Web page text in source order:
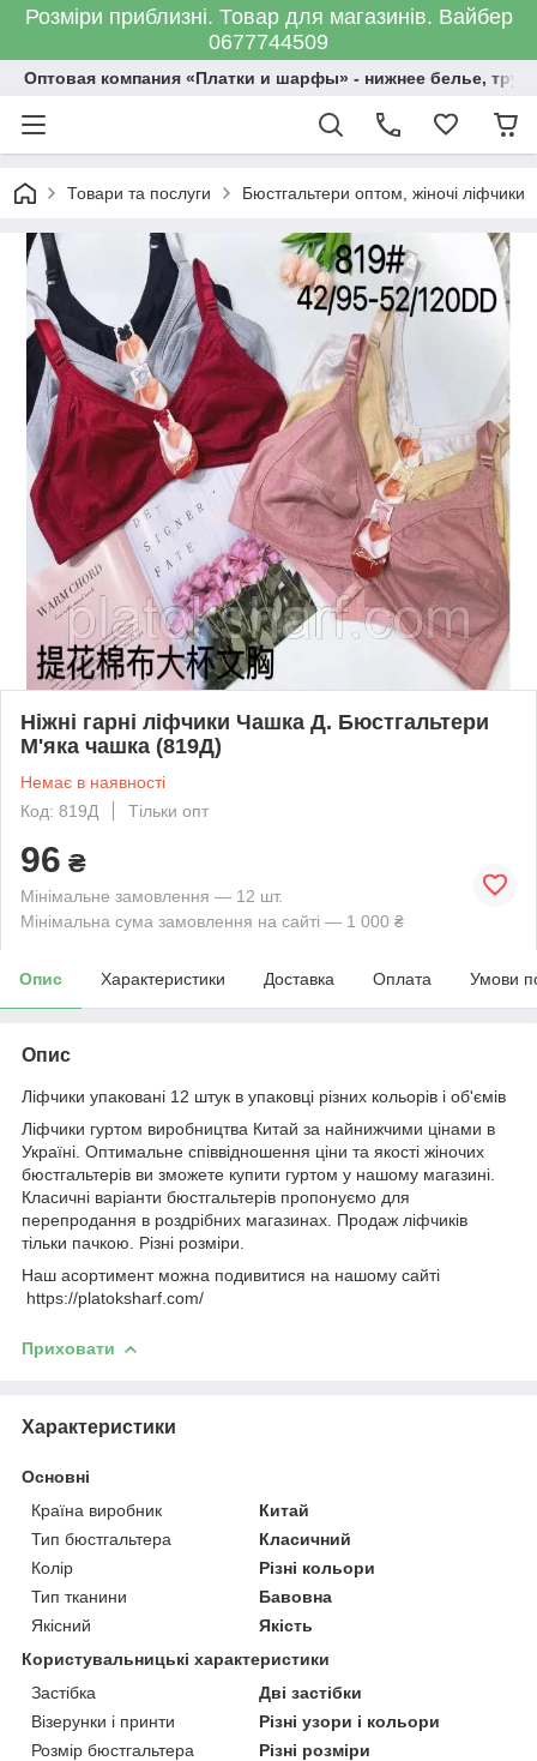
Розміри приблизні. Товар для магазинів. Вайбер
0677744509
Оптовая компания «Платки и шарфы» - нижнее белье,
Товари та послуги Бюстгальтери оптом, жіночі ліфчики
Ніжні гарні ліфчики Чашка Д. Бюстгальтери
М'яка чашка (819Д)
Немає в наявності
Код: 819Д
Тільки опт
96 ₴
Мінімальне замовлення — 12 шт.
Мінімальна сума замовлення на сайті — 1 000 ₴
Опис Характеристики Доставка Оплата Умови
Опис
Ліфчики упаковані 12 штук в упаковці різних кольорів і об'ємів
Ліфчики гуртом виробництва Китай за найнижчими цінами в
Україні. Оптимальне співвідношення ціни та якості жіночих
бюстгальтерів ви зможете купити гуртом у нашому магазині.
Класичні варіанти бюстгальтерів пропонуємо для
перепродання в роздрібних магазинах. Продаж ліфчиків
тільки пачкою. Різні розміри.
Наш асортимент можна подивитися на нашому сайті
https://platoksharf.com/
Приховати
Характеристики
Основні
Країна виробник
Китай
Тип бюстгальтера
Класичний
Колір
Різні кольори
Тип тканини
Бавовна
Якісний
Якість
Користувальницькі характеристики
Застібка
Дві застібки
Візерунки і принти
Різні узори і кольори
Розмір бюстгальтера
Різні розміри